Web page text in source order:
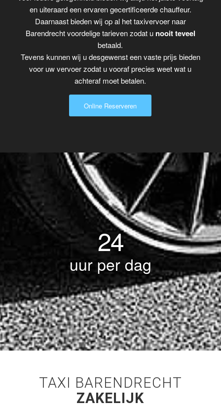
en uiteraard een ervaren gecertificeerde chauffeur.
Daarnaast bieden wij op al het taxivervoer naar
Barendrecht voordelige tarieven zodat u nooit teveel
betaald.
Tevens kunnen wij u desgewenst een vaste prijs bieden
voor uw vervoer zodat u vooraf precies weet wat u
achteraf moet betalen.
Online Reserveren
24
uur per dag
TAXI BARENDRECHT
ZAKELIJK